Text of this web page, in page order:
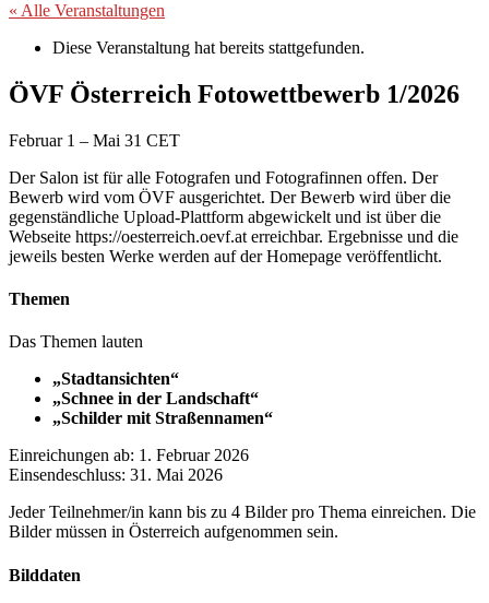
« Alle Veranstaltungen
Diese Veranstaltung hat bereits stattgefunden.
ÖVF Österreich Fotowettbewerb 1/2026
Februar 1 – Mai 31 CET
Der Salon ist für alle Fotografen und Fotografinnen offen. Der
Bewerb wird vom ÖVF ausgerichtet. Der Bewerb wird über die
gegenständliche Upload-Plattform abgewickelt und ist über die
Webseite https://oesterreich.oevf.at erreichbar. Ergebnisse und die
jeweils besten Werke werden auf der Homepage veröffentlicht.
Themen
Das Themen lauten
„Stadtansichten“
„Schnee in der Landschaft“
„Schilder mit Straßennamen“
Einreichungen ab: 1. Februar 2026
Einsendeschluss: 31. Mai 2026
Jeder Teilnehmer/in kann bis zu 4 Bilder pro Thema einreichen. Die
Bilder müssen in Österreich aufgenommen sein.
Bilddaten